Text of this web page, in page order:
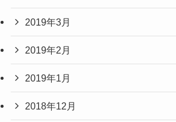
2019年3月
2019年2月
2019年1月
2018年12月